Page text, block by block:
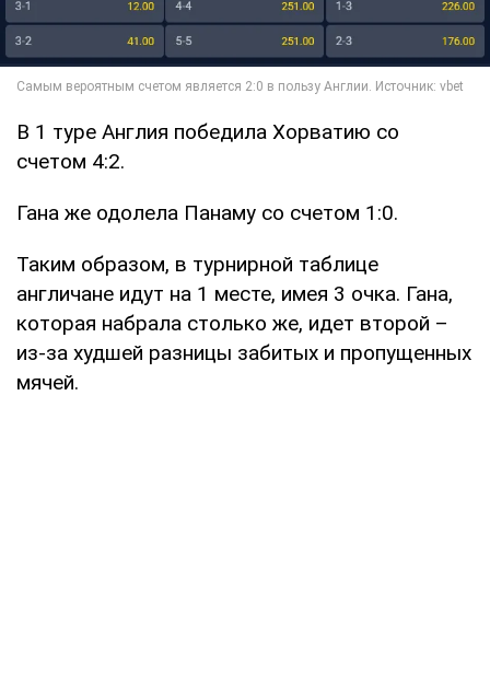
В 1 туре Англия победила Хорватию со
счетом 4:2.
Гана же одолела Панаму со счетом 1:0.
Таким образом, в турнирной таблице
англичане идут на 1 месте, имея 3 очка. Гана,
которая набрала столько же, идет второй –
из-за худшей разницы забитых и пропущенных
мячей.